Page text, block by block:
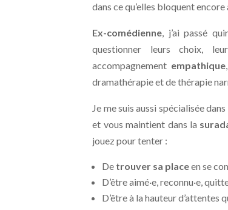
dans ce qu’elles bloquent encore
Ex-comédienne, j’ai passé
questionner leurs choix,
accompagnement empathique
dramathérapie et de thérapie
Je me suis aussi spécialisée
et vous maintient dans la
jouez pour tenter :
De trouver sa placeen se
D’être aimé·e, reconnu·e,
D’être à la hauteur d’attentes